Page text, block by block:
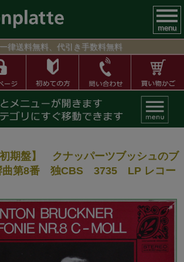
menu
律送料無料、代引き手数料無料
初期盤】 クナッパーツブッシュのブ
曲第8番 独CBS 3735 LP レコー